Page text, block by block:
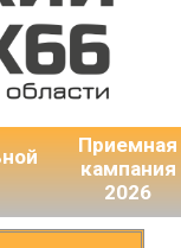
Приемная
кампания
2026